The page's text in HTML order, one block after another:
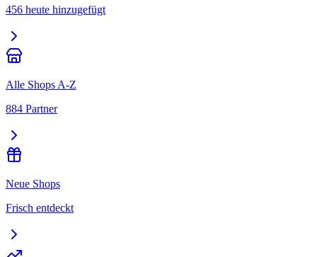
456 heute hinzugefügt
Alle Shops A-Z
884 Partner
Neue Shops
Frisch entdeckt